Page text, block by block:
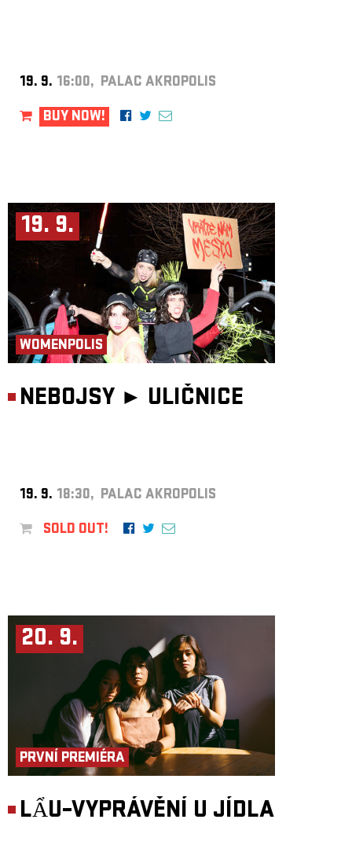
19. 9. 16:00, PALAC AKROPOLIS
BUY NOW!
19. 9.
WOMENPOLIS
NEBOJSY ► ULIČNICE
19. 9. 18:30, PALAC AKROPOLIS
SOLD OUT!
20. 9.
PRVNÍ PREMIÉRA
LẨU–VYPRÁVĚNÍ U JÍDLA